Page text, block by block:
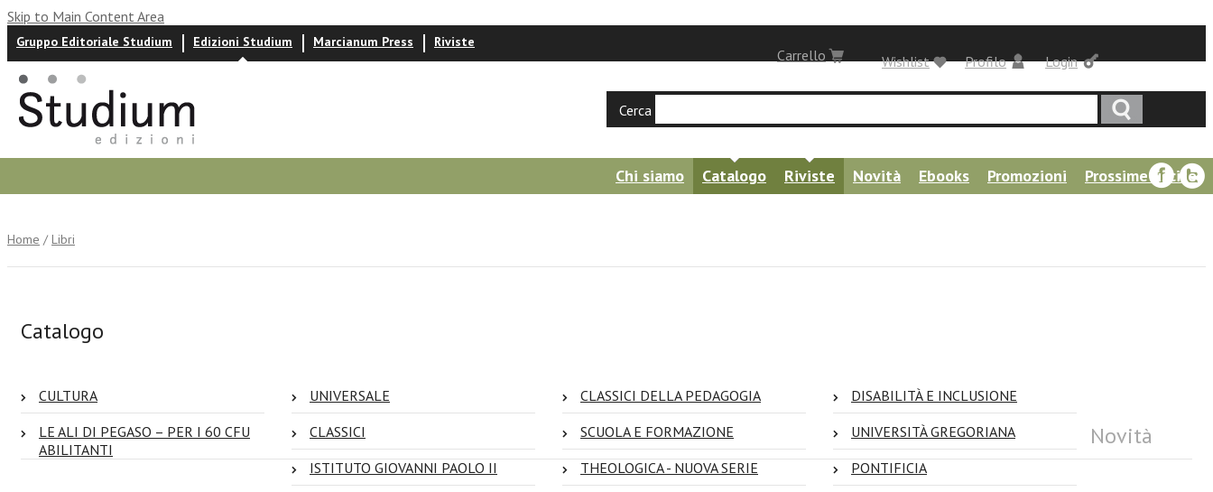
Skip to Main Content Area
Login
Carrello
Gruppo Editoriale Studium Edizioni Studium Marcianum Press Riviste
Profilo
Wishlist
Cerca
Chi siamo Catalogo Riviste Novità Ebooks Promozioni
Prossime uscite
Home / Libri
Catalogo
CULTURA UNIVERSALE CLASSICI DELLA PEDAGOGIA
DISABILITÀ E INCLUSIONE
LE ALI DI PEGASO – PER I 60 CFU
ABILITANTI
CLASSICI SCUOLA E FORMAZIONE
UNIVERSITÀ GREGORIANA
ISTITUTO GIOVANNI PAOLO II
THEOLOGICA - NUOVA SERIE
PONTIFICIA
Novità